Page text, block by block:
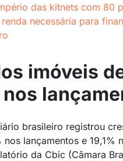
das kitnets com 80
necessária para
imóveis
brasileiro registrou
nos lançamentos e
da Cbic (Câmara